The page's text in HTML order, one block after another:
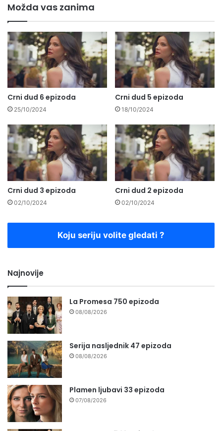
Možda vas zanima
Crni dud 6 epizoda
25/10/2024
Crni dud 5 epizoda
18/10/2024
Crni dud 3 epizoda
02/10/2024
Crni dud 2 epizoda
02/10/2024
Koju seriju volite gledati ?
Najnovije
La Promesa 750 epizoda
08/08/2026
Serija nasljednik 47 epizoda
08/08/2026
Plamen ljubavi 33 epizoda
07/08/2026